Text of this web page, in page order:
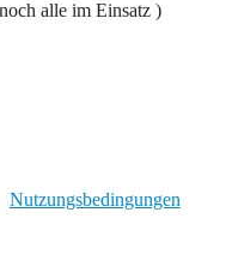
alle im Einsatz )
Nutzungsbedingungen